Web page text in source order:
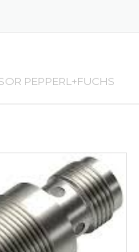
PEPPERL+FUCHS